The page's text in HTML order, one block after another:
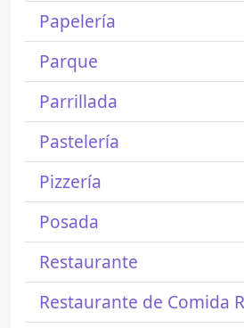
Papelería
Parque
Parrillada
Pastelería
Pizzería
Posada
Restaurante
Restaurante de Comida